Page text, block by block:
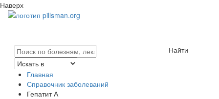
Наверх
Найти
Главная
Справочник заболеваний
Гепатит А